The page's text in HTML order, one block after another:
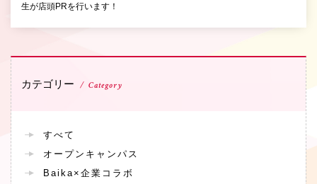
生が店頭PRを行います！
カテゴリー Category
すべて
オープンキャンパス
Baika×企業コラボ